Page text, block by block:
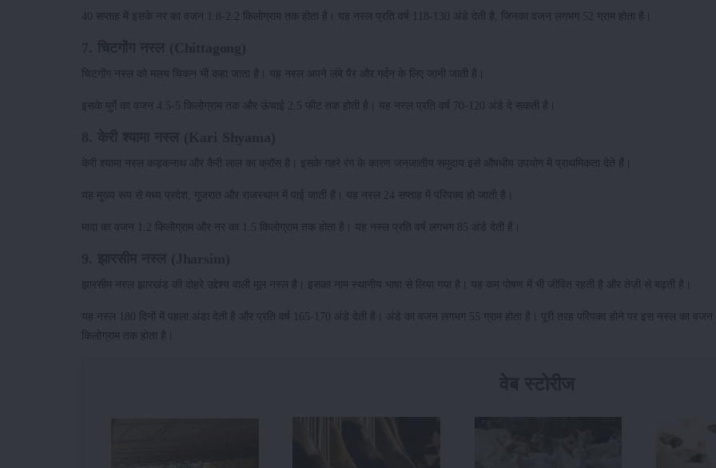
40 सप्ताह में इसके नर का वजन 1.8-2.2 किलोग्राम तक होता है। यह नस्ल प्रति वर्ष 118-130 अंडे देती है, जिनका वजन लगभग 52 ग्राम होता है।
चिटगोंग नस्ल को मलय चिकन भी कहा जाता है। यह नस्ल अपने लंबे पैर और गर्दन के लिए जानी जाती है।
इसके मुर्गे का वजन 4.5-5 किलोग्राम तक और ऊंचाई 2.5 फीट तक होती है। यह नस्ल प्रति वर्ष 70-120 अंडे दे सकती है।
केरी श्यामा नस्ल कड़कनाथ और कैरी लाल का क्रॉस है। इसके गहरे रंग के कारण जनजातीय समुदाय इसे औषधीय उपयोग में प्राथमिकता देते हैं।
यह मुख्य रूप से मध्य प्रदेश, गुजरात और राजस्थान में पाई जाती है। यह नस्ल 24 सप्ताह में परिपक्व हो जाती है।
मादा का वजन 1.2 किलोग्राम और नर का 1.5 किलोग्राम तक होता है। यह नस्ल प्रति वर्ष लगभग 85 अंडे देती है।
झारसीम नस्ल झारखंड की दोहरे उद्देश्य वाली मूल नस्ल है। इसका नाम स्थानीय भाषा से लिया गया है। यह कम पोषण में भी जीवित रहती है और तेज़ी से बढ़ती है।
यह नस्ल 180 दिनों में पहला अंडा देती है और प्रति वर्ष 165-170 अंडे देती है। अंडे का वजन लगभग 55 ग्राम होता है। पूरी तरह परिपक्व होने पर इस नस्ल का वजन
किलोग्राम तक होता है।